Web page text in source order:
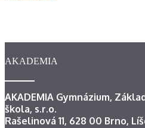
AKADEMIA
AKADEMIA Gymnázium,
škola, s.r.o.
Rašelinová 11, 628 00 Brno,